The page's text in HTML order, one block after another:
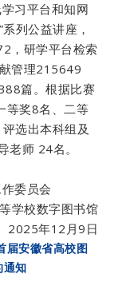
习平台和知网
列公益讲座，
，研学平台检索
管理215649
篇。根据比赛
等奖8名、二等
选出本科组及
老师 24名。
工作委员会
学校数字图书馆
年12月9日
届安徽省高校图
通知